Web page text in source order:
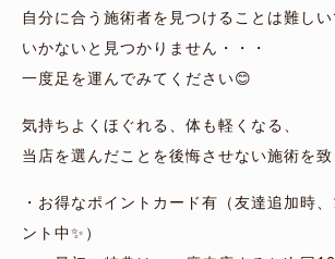
自分に合う施術者を見つけることは難し
いかないと見つかりません・・・
一度足を運んでみてください😊
気持ちよくほぐれる、体も軽くなる、
当店を選んだことを後悔させない施術を
・お得なポイントカード有（友達追加時
ント中✨）